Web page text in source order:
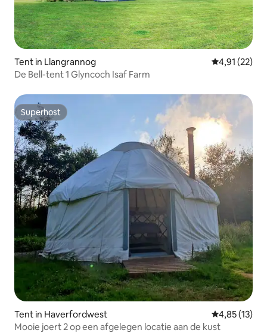
Tent in Llangrannog Gemiddelde
4,91 (22)
De Bell-tent 1 Glyncoch Isaf Farm
Superhost
Superhost
Tent in Haverfordwest Gemiddelde
4,85 (13)
Mooie joert 2 op een afgelegen locatie aan de kust